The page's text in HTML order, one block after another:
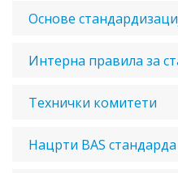
Основе
Интерна правила за
Технички комитети
Нацрти BAS